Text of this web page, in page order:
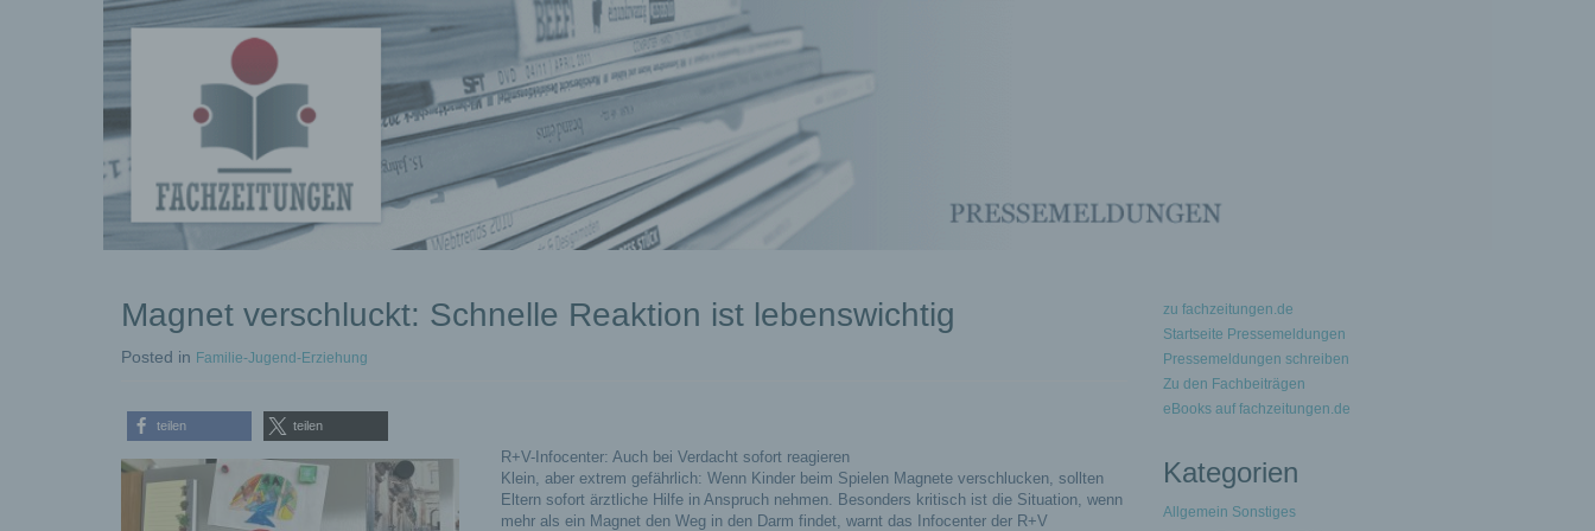
Pressemeldungen
Magnet verschluckt: Schnelle Reaktion ist lebenswichtig
Posted in Familie-Jugend-Erziehung
teilen teilen
R+V-Infocenter: Auch bei Verdacht sofort reagieren
Klein, aber extrem gefährlich: Wenn Kinder beim Spielen Magnete verschlucken, sollten
Eltern sofort ärztliche Hilfe in Anspruch nehmen. Besonders kritisch ist die Situation, wenn
mehr als ein Magnet den Weg in den Darm findet, warnt das Infocenter der R+V
zu fachzeitungen.de
Startseite Pressemeldungen
Pressemeldungen schreiben
Zu den Fachbeiträgen
eBooks auf fachzeitungen.de
Kategorien
Allgemein Sonstiges